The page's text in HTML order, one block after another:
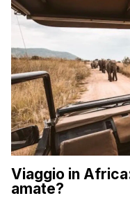
Viaggio in
amate?